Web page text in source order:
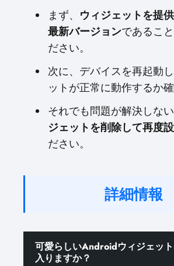
まず、 ウィジェットを提
最新バージョンであるこ
ださい。
次に、デバイスを再起動
ットが正常に動作するか確
それでも問題が解決しない
ジェットを削除して再度
ださい。
詳細情報
可愛らしいAndroidウィジェッ
入りますか？